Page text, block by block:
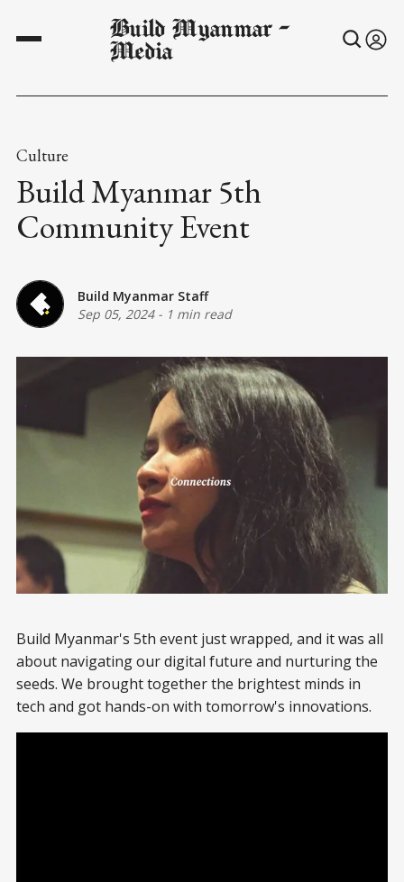
Build Myanmar -
Media
Culture
Build Myanmar 5th
Community Event
Build Myanmar Staff
Sep 05, 2024- 1 min read
Build Myanmar's 5th event just wrapped, and it was all
about navigating our digital future and nurturing the
seeds. We brought together the brightest minds in
tech and got hands-on with tomorrow's innovations.